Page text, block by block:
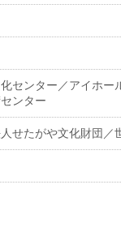
センター／アイホー
ンター
せたがや文化財団／